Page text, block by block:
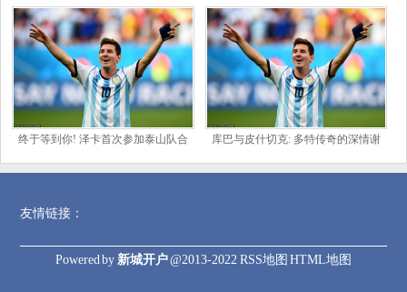
手！
终于等到你! 泽卡首次参加泰山队合
库巴与皮什切克: 多特传奇的深情谢
友情链接：
Powered by 新城开户@2013-2022 RSS地图 HTML地图